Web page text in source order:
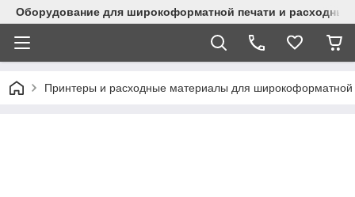
Оборудование для широкоформатной печати и
Принтеры и расходные материалы для широкоформатной